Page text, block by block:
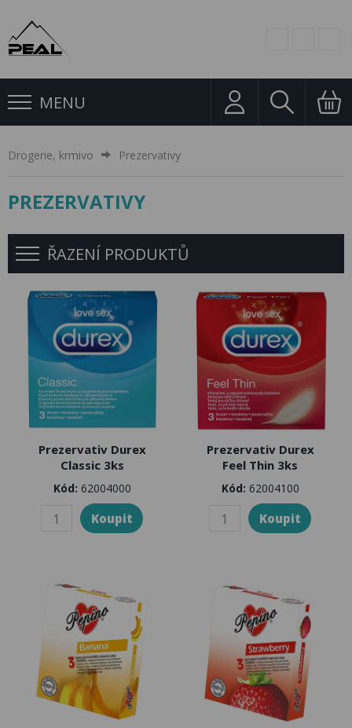
MENU
Drogerie, krmivo Prezervativy
PREZERVATIVY
ŘAZENÍ PRODUKTŮ
Prezervativ Durex
Classic 3ks
Kód: 62004000
Prezervativ Durex
Feel Thin 3ks
Kód: 62004100